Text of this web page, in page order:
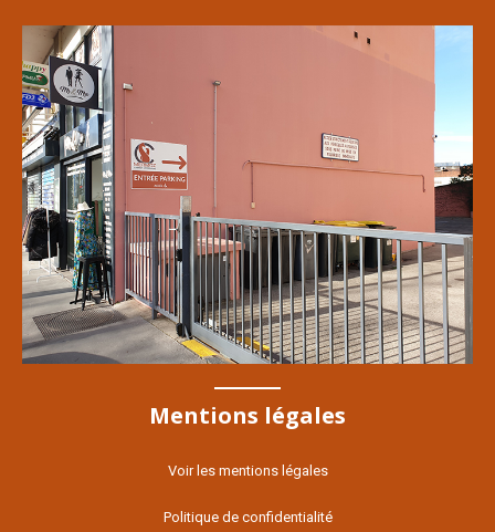
Mentions légales
Voir les mentions légales
Politique de confidentialité